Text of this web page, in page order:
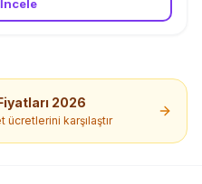
ve bahçe ile maksimum 80
2026
karşılaştır